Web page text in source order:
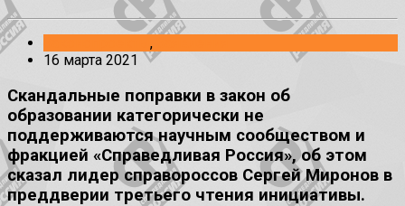
,
16 марта 2021
Скандальные поправки в закон об
образовании категорически не
поддерживаются научным сообществом и
фракцией «Справедливая Россия», об этом
сказал лидер справороссов Сергей Миронов в
преддверии третьего чтения инициативы.